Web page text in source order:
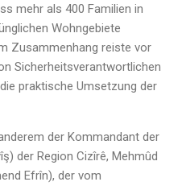
mehr als 400 Familien in
Wohngebiete
Zusammenhang reiste vor
Sicherheitsverantwortlichen
praktische Umsetzung der
der Kommandant der
der Region Cizîrê, Mehmûd
Efrîn), der vom